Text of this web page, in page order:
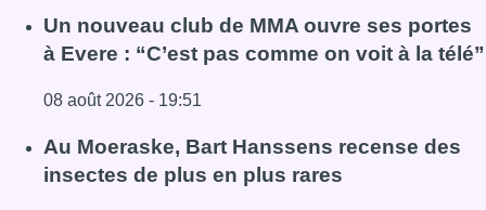
Lire l'article Deux personnes hospitalisées après un
Un nouveau club de MMA ouvre ses portes
à Evere : “C’est pas comme on voit à la télé”
08 août 2026 - 19:51
Lire l'article Un nouveau club de MMA ouvre ses portes à
Au Moeraske, Bart Hanssens recense des
insectes de plus en plus rares